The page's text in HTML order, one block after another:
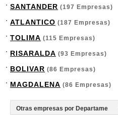
SANTANDER (197 Empresas)
ATLANTICO (187 Empresas)
TOLIMA (115 Empresas)
RISARALDA (93 Empresas)
BOLIVAR (86 Empresas)
MAGDALENA (86 Empresas)